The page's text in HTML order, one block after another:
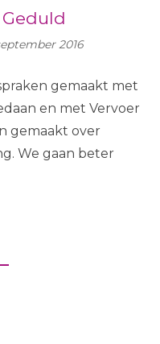
2016
gemaakt met
en met Vervoer
gemaakt over
We gaan beter